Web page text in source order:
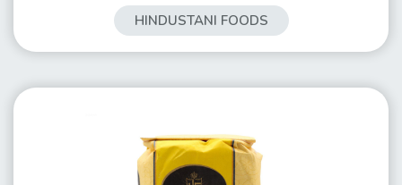
HINDUSTANI FOODS